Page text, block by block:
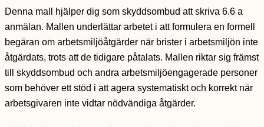
Denna mall hjälper dig som skyddsombud att skriva 6.6 a
anmälan. Mallen underlättar arbetet i att formulera en formell
begäran om arbetsmiljöåtgärder när brister i arbetsmiljön inte
åtgärdats, trots att de tidigare påtalats. Mallen riktar sig främst
till skyddsombud och andra arbetsmiljöengagerade personer
som behöver ett stöd i att agera systematiskt och korrekt när
arbetsgivaren inte vidtar nödvändiga åtgärder.